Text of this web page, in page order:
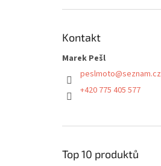
Kontakt
Marek Pešl
peslmoto@seznam.cz
+420 775 405 577
Top 10 produktů